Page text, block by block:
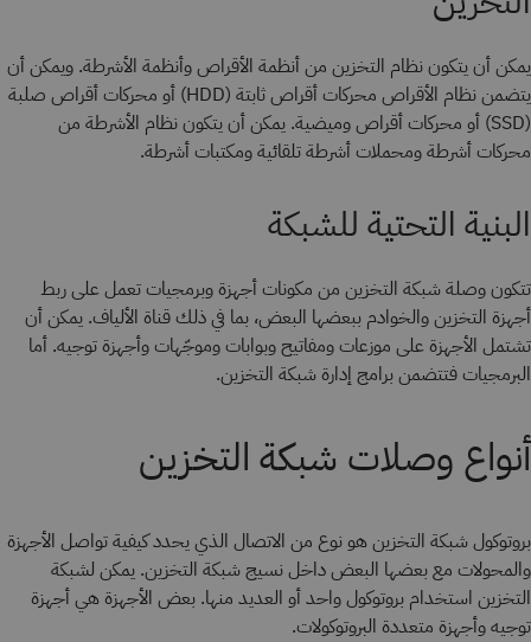
يمكن أن يتكون نظام التخزين من أنظمة الأقراص وأنظمة الأشرطة. ويمكن أن
يتضمن نظام الأقراص محركات أقراص ثابتة (HDD) أو محركات أقراص صلبة
(SSD) أو محركات أقراص وميضية. يمكن أن يتكون نظام الأشرطة من
محركات أشرطة ومحملات أشرطة تلقائية ومكتبات أشرطة.
البنية التحتية للشبكة
تتكون وصلة شبكة التخزين من مكونات أجهزة وبرمجيات تعمل على ربط
أجهزة التخزين والخوادم ببعضها البعض، بما في ذلك قناة الألياف. يمكن أن
تشتمل الأجهزة على موزعات ومفاتيح وبوابات وموجّهات وأجهزة توجيه. أما
البرمجيات فتتضمن برامج إدارة شبكة التخزين.
أنواع وصلات شبكة التخزين
بروتوكول شبكة التخزين هو نوع من الاتصال الذي يحدد كيفية تواصل الأجهزة
والمحولات مع بعضها البعض داخل نسيج شبكة التخزين. يمكن لشبكة
التخزين استخدام بروتوكول واحد أو العديد منها. بعض الأجهزة هي أجهزة
توجيه وأجهزة متعددة البروتوكولات.